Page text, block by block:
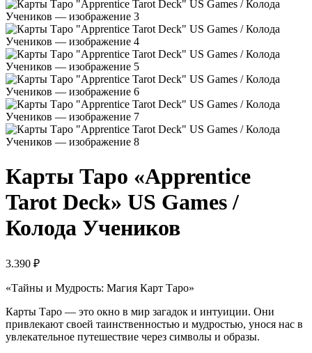
Карты Таро «Apprentice
Tarot Deck» US Games /
Колода Учеников
3.390 ₽
«Тайны и Мудрость: Магия Карт Таро»
Карты Таро — это окно в мир загадок и интуиции. Они
привлекают своей таинственностью и мудростью, унося нас в
увлекательное путешествие через символы и образы.